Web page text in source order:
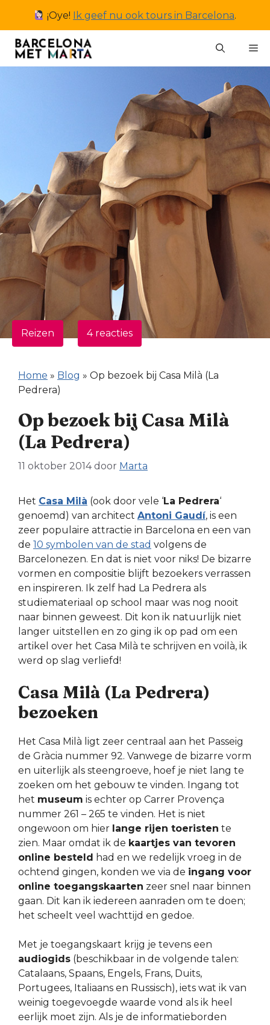
inhoud
¡Oye! Ik geef nu ook tours in Barcelona.
Reizen 4 reacties
Home » Blog » Op bezoek bij Casa Milà (La
Pedrera)
Op bezoek bij Casa Milà
(La Pedrera)
11 oktober 2014 door Marta
Het Casa Milà (ook door vele ‘La Pedrera‘
genoemd) van architect Antoni Gaudí, is een
zeer populaire attractie in Barcelona en een van
de 10 symbolen van de stad volgens de
Barcelonezen. En dat is niet voor niks! De bizarre
vormen en compositie blijft bezoekers verrassen
en inspireren. Ik zelf had La Pedrera als
studiemateriaal op school maar was nog nooit
naar binnen geweest. Dit kon ik natuurlijk niet
langer uitstellen en zo ging ik op pad om een
artikel over het Casa Milà te schrijven en voilà, ik
werd op slag verliefd!
Casa Milà (La Pedrera)
bezoeken
Het Casa Milà ligt zeer centraal aan het Passeig
de Gràcia nummer 92. Vanwege de bizarre vorm
en uiterlijk als steengroeve, hoef je niet lang te
zoeken om het gebouw te vinden. Ingang tot
het museum is echter op Carrer Provença
nummer 261 – 265 te vinden. Het is niet
ongewoon om hier lange rijen toeristen te
zien. Maar omdat ik de kaartjes van tevoren
online besteld had en we redelijk vroeg in de
ochtend gingen, konden we via de ingang voor
online toegangskaarten zeer snel naar binnen
gaan. Dit kan ik iedereen aanraden om te doen;
het scheelt veel wachttijd en gedoe.
Met je toegangskaart krijg je tevens een
audiogids (beschikbaar in de volgende talen:
Catalaans, Spaans, Engels, Frans, Duits,
Portugees, Italiaans en Russisch), iets wat ik van
weinig toegevoegde waarde vond als ik heel
eerlijk moet zijn. Als je de informatieborden